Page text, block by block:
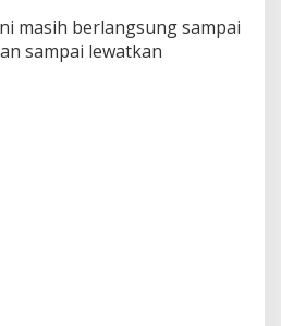
masih berlangsung sampai
sampai lewatkan